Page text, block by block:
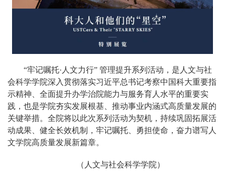
“牢记嘱托·人文力行” 管理提升系列活动，是人文与社
会科学学院深入贯彻落实习近平总书记考察中国科大重要指
示精神、全面提升办学治院能力与服务育人水平的重要实
践，也是学院夯实发展根基、推动事业内涵式高质量发展的
关键举措。全院将以此次系列活动为契机，持续巩固拓展活
动成果、健全长效机制，牢记嘱托、勇担使命，奋力谱写人
文学院高质量发展新篇章。
（人文与社会科学学院）